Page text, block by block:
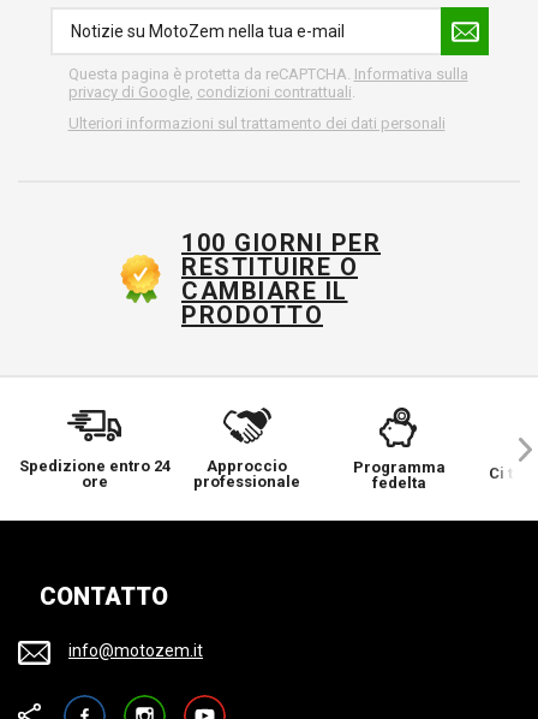
Questa pagina è protetta da reCAPTCHA. Informativa sulla
privacy di Google, condizioni contrattuali.
Ulteriori informazioni sul trattamento dei dati personali
100 GIORNI PER
RESTITUIRE O
CAMBIARE IL
PRODOTTO
Spedizione entro 24
ore
Approccio
professionale
Programma
fedelta
Ci
CONTATTO
info@motozem.it
FacebookInstagramYouTube